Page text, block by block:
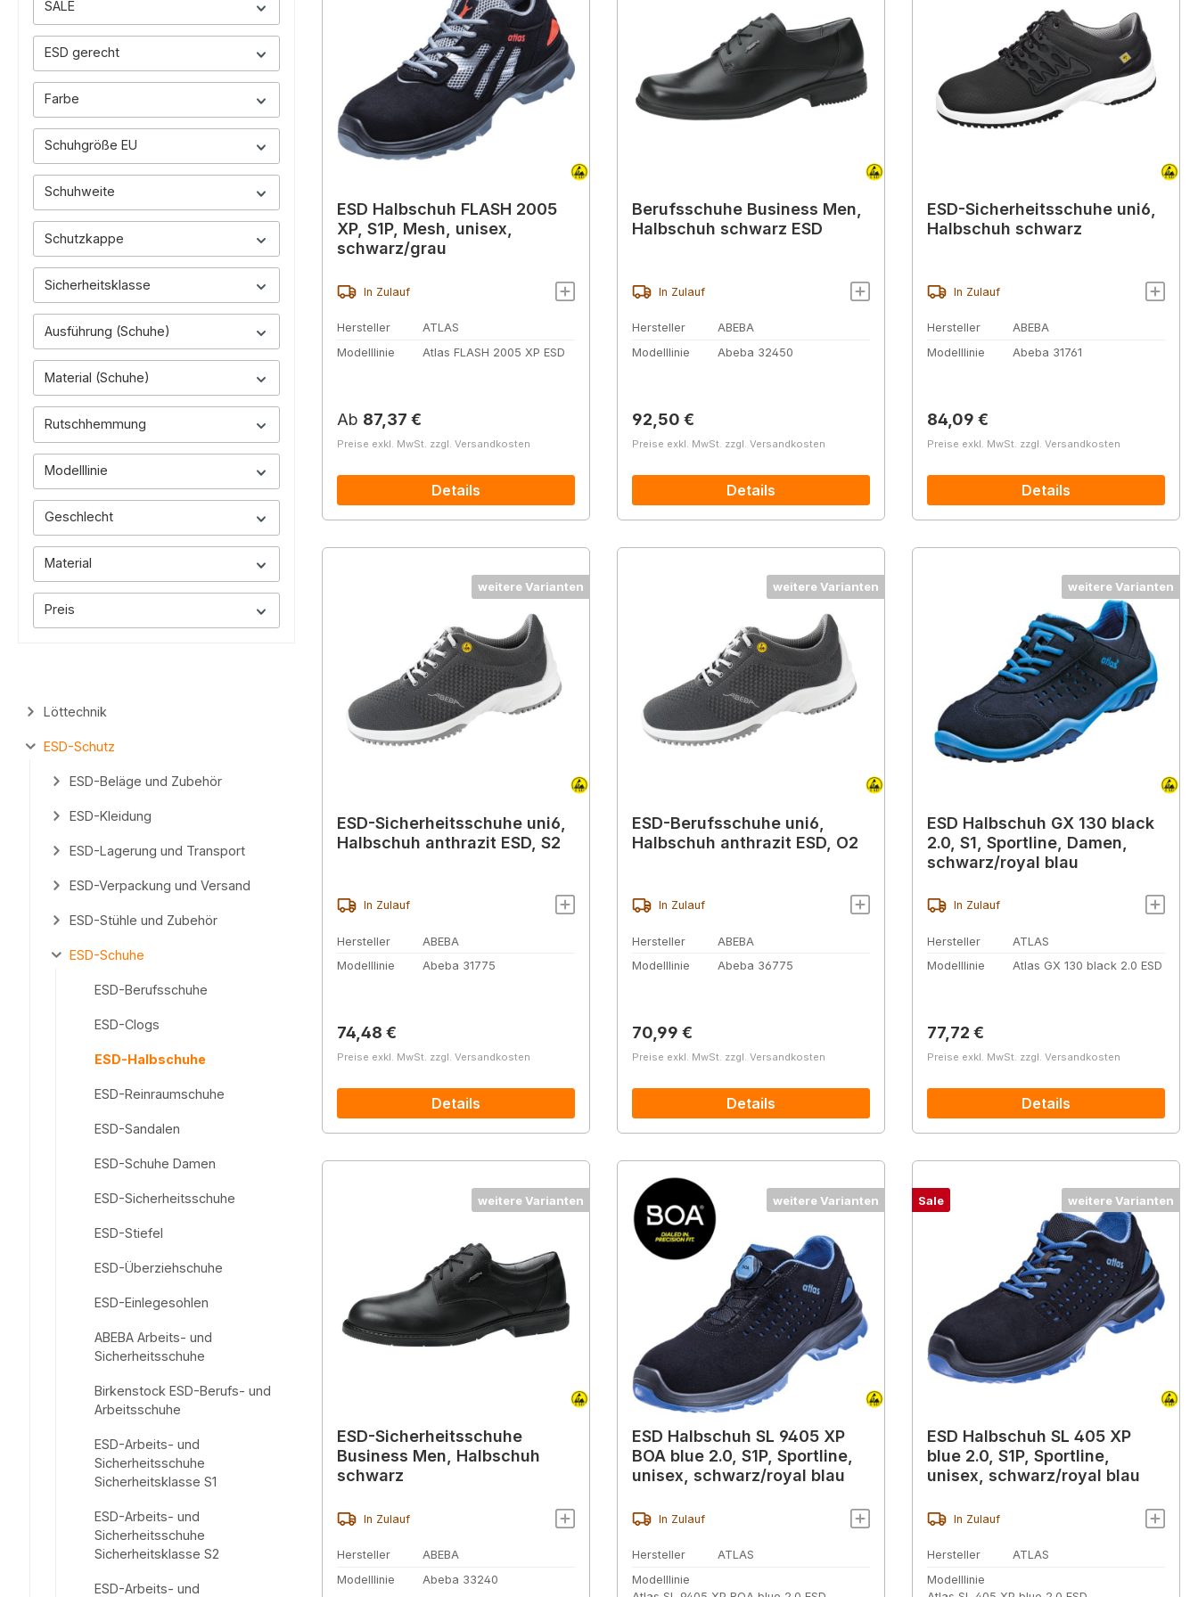
SALE
ESD gerecht
Farbe
Schuhgröße EU
Schuhweite
Schutzkappe
Sicherheitsklasse
Ausführung (Schuhe)
Material (Schuhe)
Rutschhemmung
Modelllinie
Geschlecht
Material
Preis
Löttechnik
ESD-Schutz
ESD-Beläge und Zubehör
ESD-Kleidung
ESD-Lagerung und Transport
ESD-Verpackung und Versand
ESD-Stühle und Zubehör
ESD-Schuhe
ESD-Berufsschuhe
ESD-Clogs
ESD-Halbschuhe
ESD-Reinraumschuhe
ESD-Sandalen
ESD-Schuhe Damen
ESD-Sicherheitsschuhe
ESD-Stiefel
ESD-Überziehschuhe
ESD-Einlegesohlen
ABEBA Arbeits- und
Sicherheitsschuhe
Birkenstock ESD-Berufs- und
Arbeitsschuhe
ESD-Arbeits- und
Sicherheitsschuhe
Sicherheitsklasse S1
ESD-Arbeits- und
Sicherheitsschuhe
Sicherheitsklasse S2
ESD-Arbeits- und
ESD Halbschuh FLASH 2005
XP, S1P, Mesh, unisex,
schwarz/grau
In Zulauf
Hersteller
ATLAS
Modelllinie
Atlas FLASH 2005 XP ESD
Regulärer Preis:
Ab 87,37 €
Preise exkl. MwSt. zzgl. Versandkosten
Details
Berufsschuhe Business Men,
Halbschuh schwarz ESD
In Zulauf
Hersteller
ABEBA
Modelllinie
Abeba 32450
Regulärer Preis:
92,50 €
Preise exkl. MwSt. zzgl. Versandkosten
Details
ESD-Sicherheitsschuhe uni6,
Halbschuh schwarz
In Zulauf
Hersteller
ABEBA
Modelllinie
Abeba 31761
Regulärer Preis:
84,09 €
Preise exkl. MwSt. zzgl. Versandkosten
Details
weitere Varianten
ESD-Sicherheitsschuhe uni6,
Halbschuh anthrazit ESD, S2
In Zulauf
Hersteller
ABEBA
Modelllinie
Abeba 31775
Regulärer Preis:
74,48 €
Preise exkl. MwSt. zzgl. Versandkosten
Details
weitere Varianten
ESD-Berufsschuhe uni6,
Halbschuh anthrazit ESD, O2
In Zulauf
Hersteller
ABEBA
Modelllinie
Abeba 36775
Regulärer Preis:
70,99 €
Preise exkl. MwSt. zzgl. Versandkosten
Details
weitere Varianten
ESD Halbschuh GX 130 black
2.0, S1, Sportline, Damen,
schwarz/royal blau
In Zulauf
Hersteller
ATLAS
Modelllinie
Atlas GX 130 black 2.0 ESD
Regulärer Preis:
77,72 €
Preise exkl. MwSt. zzgl. Versandkosten
Details
weitere Varianten
ESD-Sicherheitsschuhe
Business Men, Halbschuh
schwarz
In Zulauf
Hersteller
ABEBA
Modelllinie
Abeba 33240
weitere Varianten
ESD Halbschuh SL 9405 XP
BOA blue 2.0, S1P, Sportline,
unisex, schwarz/royal blau
In Zulauf
Hersteller
ATLAS
Modelllinie
weitere Varianten
Sale
ESD Halbschuh SL 405 XP
blue 2.0, S1P, Sportline,
unisex, schwarz/royal blau
In Zulauf
Hersteller
ATLAS
Modelllinie